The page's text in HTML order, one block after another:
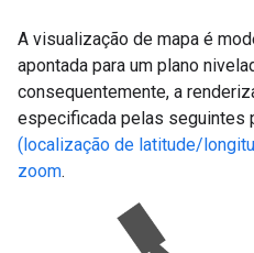
A visualização de mapa é
apontada para um plano
consequentemente, a
especificada pelas seguintes
(localização de latitude/
zoom.